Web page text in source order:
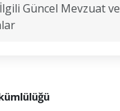
Güncel Mevzuat ve